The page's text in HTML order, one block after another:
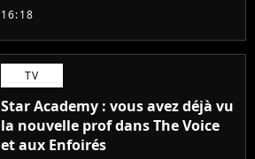
16:18
TV
Star Academy : vous avez déjà vu
la nouvelle prof dans The Voice
et aux Enfoirés